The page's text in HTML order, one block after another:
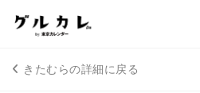
きたむらの詳細に戻る